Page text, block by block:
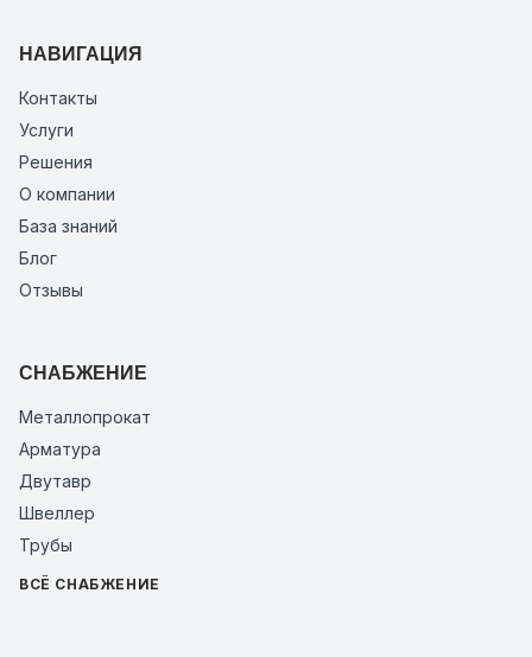
НАВИГАЦИЯ
Контакты
Услуги
Решения
О компании
База знаний
Блог
Отзывы
СНАБЖЕНИЕ
Металлопрокат
Арматура
Двутавр
Швеллер
Трубы
ВСЁ СНАБЖЕНИЕ